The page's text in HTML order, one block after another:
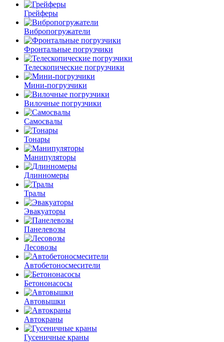
Грейферы
Вибро­погружатели
Фронтальные погрузчики
Телескопические погрузчики
Мини-погрузчики
Вилочные погрузчики
Самосвалы
Тонары
Манипуляторы
Длинномеры
Тралы
Эвакуаторы
Панелевозы
Лесовозы
Автобетоно­смесители
Бетононасосы
Автовышки
Автокраны
Гусеничные краны